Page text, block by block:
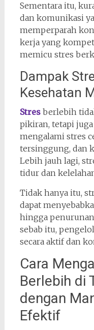
Sementara itu,
dan komunikasi
memperparah
kerja yang
memicu stres
Dampak
Kesehatan
Stresberlebih
pikiran, tetapi
mengalami stres
tersinggung, dan
Lebih jauh lagi,
tidur dan
Tidak hanya itu,
dapat
hingga
sebab itu,
secara aktif dan
Cara
Berlebih di
dengan
Efektif